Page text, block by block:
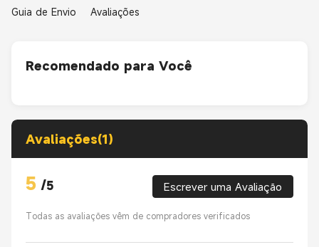
Guia de Envio Avaliações
Recomendado para Você
Avaliações(1)
5 /5 Escrever uma Avaliação
Todas as avaliações vêm de compradores verificados